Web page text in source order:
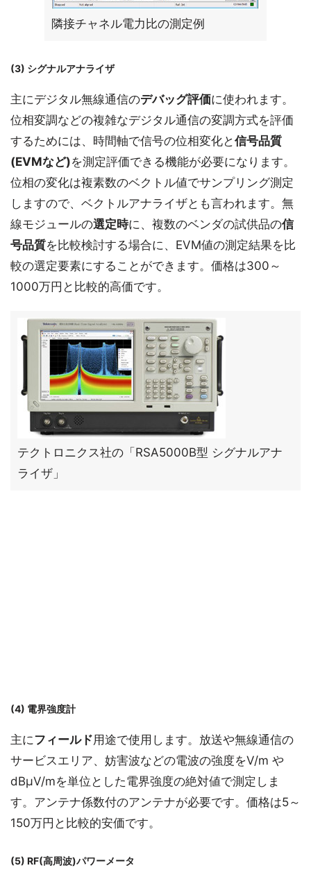
隣接チャネル電力比の測定例
(3) シグナルアナライザ
主にデジタル無線通信のデバッグ評価に使われます。
位相変調などの複雑なデジタル通信の変調方式を評価
するためには、時間軸で信号の位相変化と信号品質
(EVMなど)を測定評価できる機能が必要になります。
位相の変化は複素数のベクトル値でサンプリング測定
しますので、ベクトルアナライザとも言われます。無
線モジュールの選定時に、複数のベンダの試供品の信
号品質を比較検討する場合に、EVM値の測定結果を比
較の選定要素にすることができます。価格は300～
1000万円と比較的高価です。
テクトロニクス社の「RSA5000B型 シグナルアナ
ライザ」
(4) 電界強度計
主にフィールド用途で使用します。放送や無線通信の
サービスエリア、妨害波などの電波の強度をV/m や
dBμV/mを単位とした電界強度の絶対値で測定しま
す。アンテナ係数付のアンテナが必要です。価格は5～
150万円と比較的安価です。
(5) RF(高周波)パワーメータ